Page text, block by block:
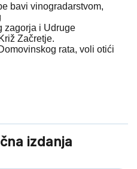
bavi vinogradarstvom,
zagorja i Udruge
Začretje.
rata, voli otići
izdanja